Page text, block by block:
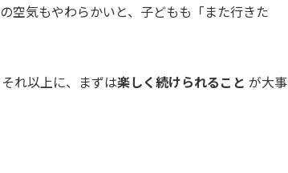
空気もやわらかいと、子どもも「また行きた
れ以上に、まずは楽しく続けられること が大事